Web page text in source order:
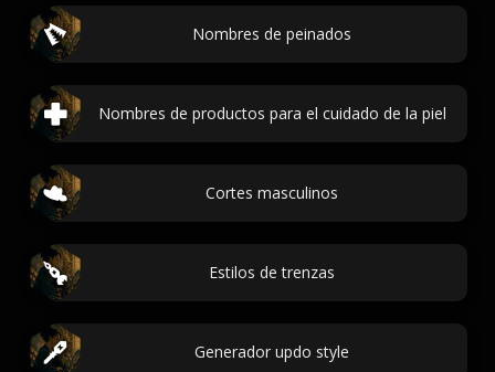
Nombres de peinados
Nombres de productos para el cuidado de la piel
Cortes masculinos
Estilos de trenzas
Generador updo style